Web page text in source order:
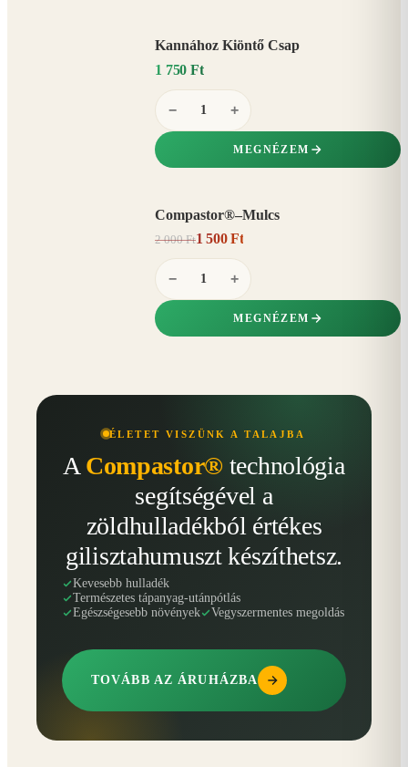
Kannához Kiöntő Csap
1 750 Ft
− +
MEGNÉZEM
Compastor®–Mulcs
2 000 Ft1 500 Ft
− +
MEGNÉZEM
ÉLETET VISZÜNK A TALAJBA
A Compastor® technológia
segítségével a
zöldhulladékból értékes
gilisztahumuszt készíthetsz.
Kevesebb hulladék
Természetes tápanyag-utánpótlás
Egészségesebb növények
Vegyszermentes megoldás
TOVÁBB AZ ÁRUHÁZBA